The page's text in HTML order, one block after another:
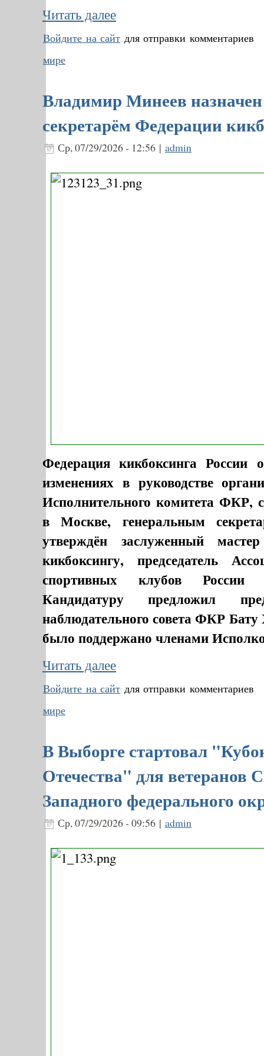
Читать далее
Войдите на сайт для отправки
мире
Владимир Минеев
секретарём Федерации
Ср, 07/29/2026 - 12:56 | admin
Федерация кикбоксинга России
изменениях в руководстве
Исполнительного комитета ФКР,
в Москве, генеральным
утверждён заслуженный
кикбоксингу, председатель
спортивных клубов России
Кандидатуру предложил
наблюдательного совета ФКР
было поддержано членами
Читать далее
Войдите на сайт для отправки
мире
В Выборге стартовал
Отечества" для ветеранов
Западного федерального
Ср, 07/29/2026 - 09:56 | admin